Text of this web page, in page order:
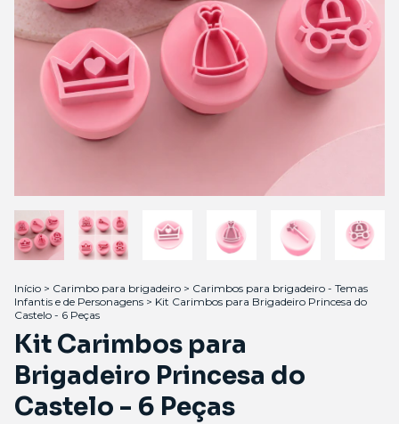
Início > Carimbo para brigadeiro > Carimbos para brigadeiro - Temas
Infantis e de Personagens > Kit Carimbos para Brigadeiro Princesa do
Castelo - 6 Peças
Kit Carimbos para
Brigadeiro Princesa do
Castelo - 6 Peças